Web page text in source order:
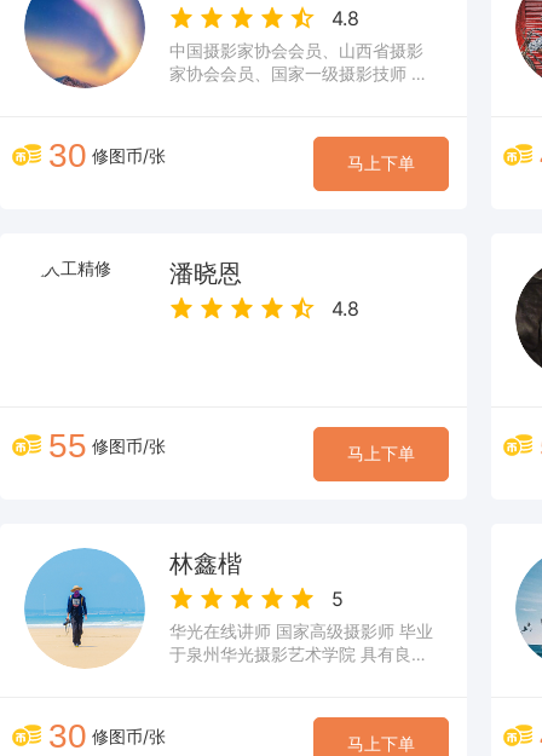
4.8
中国摄影家协会会员、山西省摄影
家协会会员、国家一级摄影技师 擅
30 修图币/张 马上下单
潘晓恩
4.8
55 修图币/张 马上下单
林鑫楷
5
华光在线讲师 国家高级摄影师 毕业
于泉州华光摄影艺术学院 具有良好
国内外各类摄影大奖。
30 修图币/张 马上下单